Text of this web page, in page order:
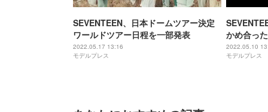
SEVENTEEN、日本ドームツアー決定
ワールドツアー日程を一部発表
2022.05.17 13:16
モデルプレス
かめ合っ
と大きな
ラストコ
2022.05.10
モデルプレス